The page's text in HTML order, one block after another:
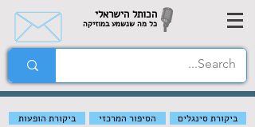
הכותל הישראלי
כל מה שנשמע במוזיקה
ביקורת הופעות הסיפור המרכזי
ביקורת סינגלים